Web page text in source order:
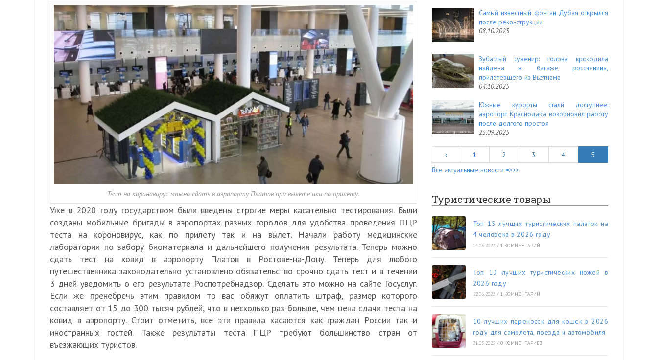
Тест на коронавирус можно сдать в аэропорту Платов при вылете или по прилету.
Уже в 2020 году государством были введены строгие меры касательно тестирования. Были
созданы мобильные бригады в аэропортах разных городов для удобства проведения ПЦР
теста на короновирус, как по прилету так и на вылет. Начали работу медицинские
лаборатории по забору биоматериала и дальнейшего получения результата. Теперь можно
сдать тест на ковид в аэропорту Платов в Ростове-на-Дону. Теперь для любого
путешественника законодательно установлено обязательство срочно сдать тест и в течении
3 дней уведомить о его результате Роспотребнадзор. Сделать это можно на сайте Госуслуг.
Если же пренебречь этим правилом то вас обяжут оплатить штраф, размер которого
составляет от 15 до 300 тысяч рублей, что в несколько раз больше, чем цена сдачи теста на
ковид в аэропорту. Стоит отметить, все эти правила касаются как граждан России так и
иностранных гостей. Также результаты теста ПЦР требуют большинство стран от
въезжающих туристов.
Самый известный фонтан Дубая открылся
после реконструкции
08.10.2025
Зубастый сувенир: голова крокодила
найдена в багаже россиянина,
прилетевшего из Вьетнама
04.10.2025
Южные курорты стали доступнее:
аэропорт Краснодара возобновил работу
после долгого простоя
25.09.2025
‹ 1 2 3 4
5
Все актуальные новости =>>>
Туристические товары
Топ 15 лучших туристических палаток на
4 человека в 2026 году
14.03.2022 / 1 КОММЕНТАРИЙ
Топ 10 лучших туристических ножей в
2026 году
22.06.2022 / 1 КОММЕНТАРИЙ
10 лучших переносок для кошек в 2026
году для самолёта, поезда и автомобиля
31.03.2023 / 0 КОММЕНТАРИЕВ